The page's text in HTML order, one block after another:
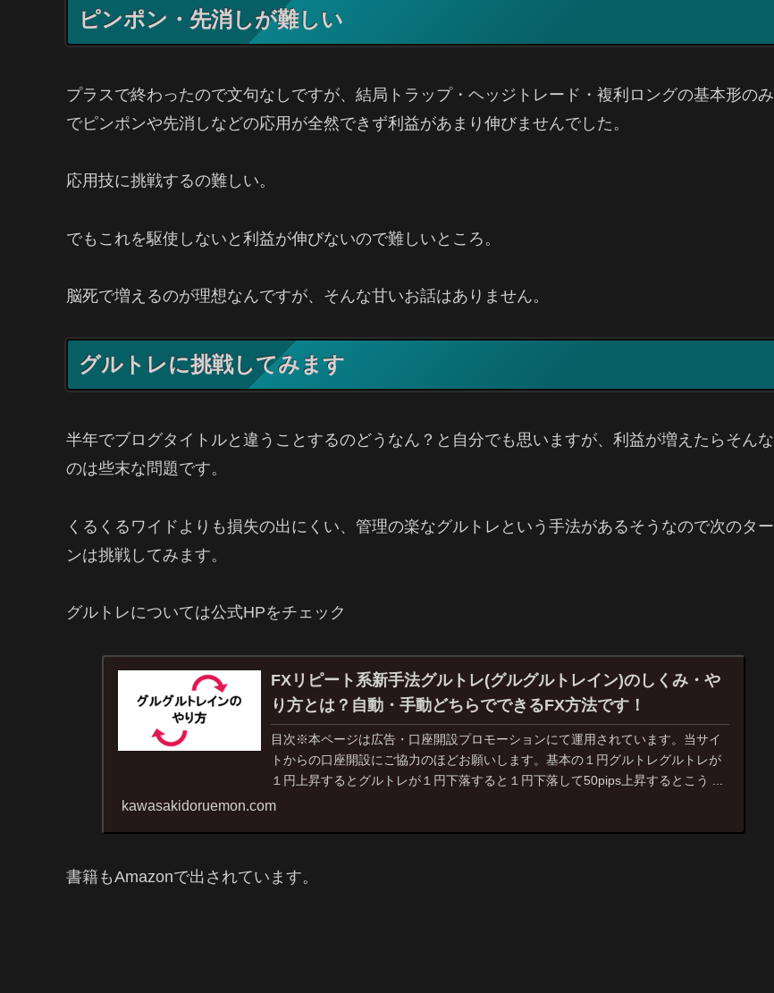
ピンポン・先消しが難しい
プラスで終わったので文句なしですが、結局トラップ・ヘッジトレード・複利ロングの基本形のみ
でピンポンや先消しなどの応用が全然できず利益があまり伸びませんでした。
応用技に挑戦するの難しい。
でもこれを駆使しないと利益が伸びないので難しいところ。
脳死で増えるのが理想なんですが、そんな甘いお話はありません。
グルトレに挑戦してみます
半年でブログタイトルと違うことするのどうなん？と自分でも思いますが、利益が増えたらそんな
のは些末な問題です。
くるくるワイドよりも損失の出にくい、管理の楽なグルトレという手法があるそうなので次のター
ンは挑戦してみます。
グルトレについては公式HPをチェック
FXリピート系新手法グルトレ(グルグルトレイン)のしくみ・や
り方とは？自動・手動どちらでできるFX方法です！
目次※本ページは広告・口座開設プロモーションにて運用されています。当サイ
トからの口座開設にご協力のほどお願いします。基本の１円グルトレグルトレが
１円上昇するとグルトレが１円下落すると１円下落して50pips上昇するとこう ...
kawasakidoruemon.com
書籍もAmazonで出されています。